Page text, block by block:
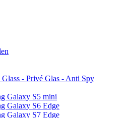
- Privé Glas - Anti Spy
Galaxy S5 mini
Galaxy S6 Edge
Galaxy S7 Edge